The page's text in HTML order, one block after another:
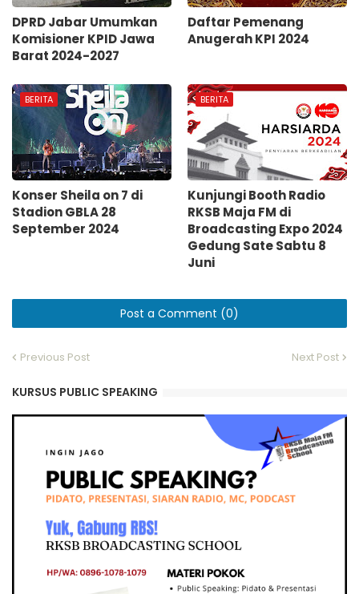
DPRD Jabar Umumkan
Komisioner KPID Jawa
Barat 2024-2027
Daftar Pemenang
Anugerah KPI 2024
BERITA
Konser Sheila on 7 di
Stadion GBLA 28
September 2024
BERITA
Kunjungi Booth Radio
RKSB Maja FM di
Broadcasting Expo 2024
Gedung Sate Sabtu 8
Juni
Post a Comment (0)
Previous Post Next Post
KURSUS PUBLIC SPEAKING